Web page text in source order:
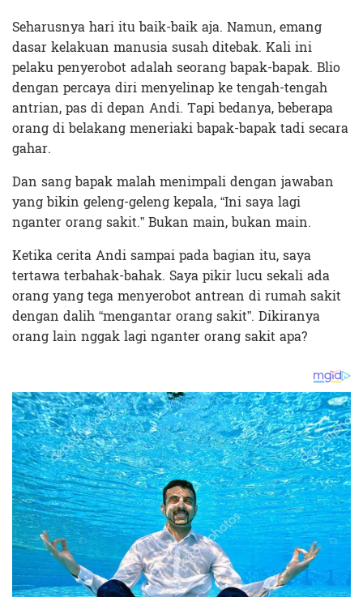
Seharusnya hari itu baik-baik aja. Namun, emang
dasar kelakuan manusia susah ditebak. Kali ini
pelaku penyerobot adalah seorang bapak-bapak. Blio
dengan percaya diri menyelinap ke tengah-tengah
antrian, pas di depan Andi. Tapi bedanya, beberapa
orang di belakang meneriaki bapak-bapak tadi secara
gahar.
Dan sang bapak malah menimpali dengan jawaban
yang bikin geleng-geleng kepala, “Ini saya lagi
nganter orang sakit.” Bukan main, bukan main.
Ketika cerita Andi sampai pada bagian itu, saya
tertawa terbahak-bahak. Saya pikir lucu sekali ada
orang yang tega menyerobot antrean di rumah sakit
dengan dalih “mengantar orang sakit”. Dikiranya
orang lain nggak lagi nganter orang sakit apa?